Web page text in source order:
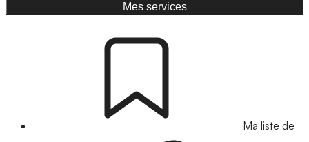
Mes services
Ma liste de